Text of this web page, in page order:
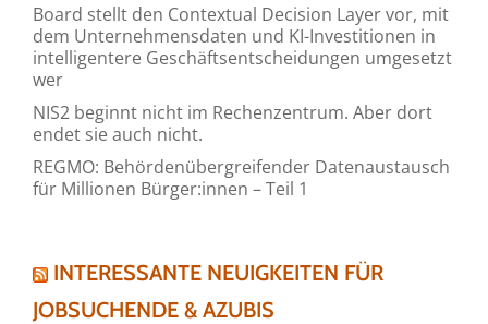
Board stellt den Contextual Decision Layer vor, mit
dem Unternehmensdaten und KI-Investitionen in
intelligentere Geschäftsentscheidungen umgesetzt
wer
NIS2 beginnt nicht im Rechenzentrum. Aber dort
endet sie auch nicht.
REGMO: Behördenübergreifender Datenaustausch
für Millionen Bürger:innen – Teil 1
INTERESSANTE NEUIGKEITEN FÜR
JOBSUCHENDE & AZUBIS